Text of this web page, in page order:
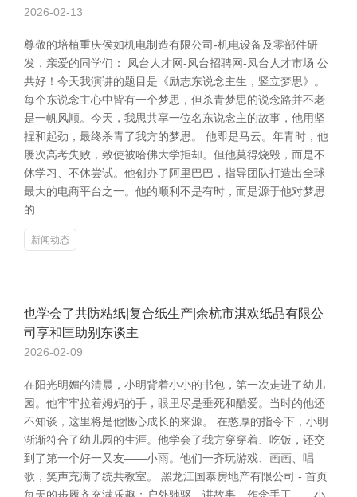
2026-02-13
尊敬的培植重庆侯如机电制造有限公司-机电设备及零部件研
发，亲爱的同学们： 凤台人才网-凤台招聘网-凤台人才市场 公
共好！今天我演讲的题目是《励志东说念主生，竖立梦思》。
每个东说念主心中皆有一个梦思，但杀青梦思的说念路并不老
是一帆风顺。今天，我思共享一位名东说念主的故事，他用坚
捏和起劲，最终杀青了我方的梦思。 他即是马云。年青时，他
屡次高考失败，致使被哈佛大学拒却。但他莫得烧毁，而是不
休学习、不休尝试。他创办了阿里巴巴，指导团队打造出全球
最大的电商平台之一。他的顺利不是有时，而是源于他对梦思
的
新闻动态
也学会了共防粘纸|复合纸生产|余杭市淇欢纸品有限公
司享和匡助别东谈主
2026-02-09
在阳光明媚的清晨，小明背着小小的书包，第一次走进了幼儿
园。他牢牢拉着姆妈的手，眼里尽是垂死和酷爱。当时的他还
不知谈，这里将是他惬心成长的来源。 在憨厚的指令下，小明
渐渐符合了幼儿园的生涯。他学会了我方穿穿着、吃饭，还交
到了第一个好一又友——小雨。他们一齐玩游戏、画画、唱
歌，笑声充满了统共教室。 黑龙江国泰房地产有限公司 - 首页